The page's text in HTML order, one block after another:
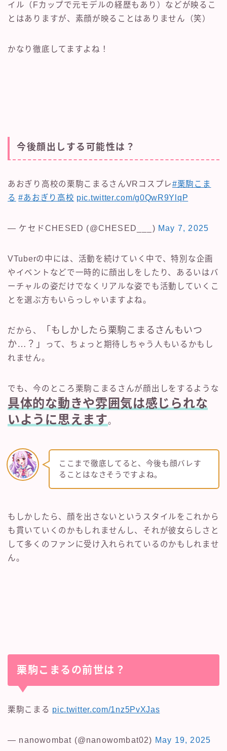
イル（Fカップで元モデルの経歴もあり）などが映るこ
とはありますが、素顔が映ることはありません（笑）
かなり徹底してますよね！
今後顔出しする可能性は？
あおぎり高校の栗駒こまるさんVRコスプレ#栗駒こま
る #あおぎり高校 pic.twitter.com/g0QwR9YlqP
— ケセドCHESED (@CHESED___) May 7, 2025
VTuberの中には、活動を続けていく中で、特別な企画
やイベントなどで一時的に顔出しをしたり、あるいはバ
ーチャルの姿だけでなくリアルな姿でも活動していくこ
とを選ぶ方もいらっしゃいますよね。
だから、
「もしかしたら栗駒こまるさんもいつ
か…？」
って、ちょっと期待しちゃう人もいるかもし
れません。
でも、今のところ栗駒こまるさんが顔出しをするような
具体的な動きや雰囲気は感じられな
いように思えます。
ここまで徹底してると、今後も顔バレす
ることはなさそうですよね。
もしかしたら、顔を出さないというスタイルをこれから
も貫いていくのかもしれませんし、それが彼女らしさと
して多くのファンに受け入れられているのかもしれませ
ん。
栗駒こまるの前世は？
栗駒こまる pic.twitter.com/1nz5PvXJas
— nanowombat (@nanowombat02) May 19, 2025